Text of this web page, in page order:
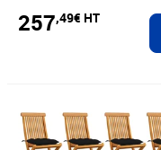
257,49€ HT